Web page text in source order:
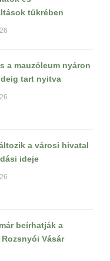
tükrében
a mauzóleum nyáron
tart nyitva
a városi hivatal
ideje
beírhatják a
Vásár